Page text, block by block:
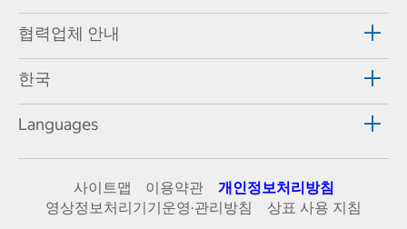
협력업체 안내
한국
Languages
사이트맵 이용약관
개인정보처리방침
영상정보처리기기운영·관리방침
상표 사용 지침